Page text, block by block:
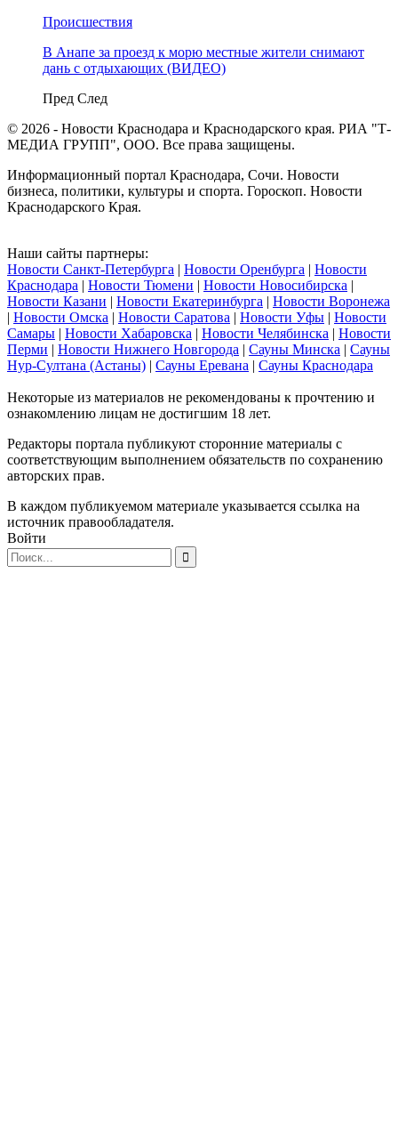
Происшествия
В Анапе за проезд к морю местные жители снимают
дань с отдыхающих (ВИДЕО)
Пред След
© 2026 - Новости Краснодара и Краснодарского края. РИА "Т-
МЕДИА ГРУПП", ООО. Все права защищены.
Информационный портал Краснодара, Сочи. Новости
бизнеса, политики, культуры и спорта. Гороскоп. Новости
Краснодарского Края.
Наши сайты партнеры:
Новости Санкт-Петербурга | Новости Оренбурга | Новости
Краснодара | Новости Тюмени | Новости Новосибирска |
Новости Казани | Новости Екатеринбурга | Новости Воронежа
| Новости Омска | Новости Саратова | Новости Уфы | Новости
Самары | Новости Хабаровска | Новости Челябинска | Новости
Перми | Новости Нижнего Новгорода | Сауны Минска | Сауны
Нур-Султана (Астаны) | Сауны Еревана | Сауны Краснодара
Некоторые из материалов не рекомендованы к прочтению и
ознакомлению лицам не достигшим 18 лет.
Редакторы портала публикуют сторонние материалы с
соответствующим выполнением обязательств по сохранению
авторских прав.
В каждом публикуемом материале указывается ссылка на
источник правообладателя.
Войти